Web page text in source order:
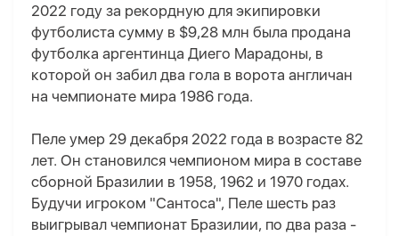
2022 году за рекордную для экипировки
футболиста сумму в $9,28 млн была продана
футболка аргентинца Диего Марадоны, в
которой он забил два гола в ворота англичан
на чемпионате мира 1986 года.
Пеле умер 29 декабря 2022 года в возрасте 82
лет. Он становился чемпионом мира в составе
сборной Бразилии в 1958, 1962 и 1970 годах.
Будучи игроком "Сантоса", Пеле шесть раз
выигрывал чемпионат Бразилии, по два раза -